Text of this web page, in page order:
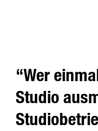
“Wer
Studio